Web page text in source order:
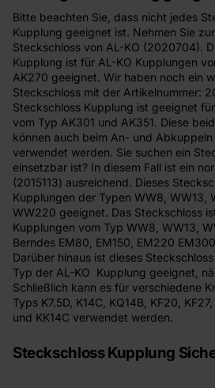
Bitte beachten Sie, dass nicht jedes
Kupplung geeignet ist. Nehmen Sie
Steckschloss von AL-KO (2020704).
Kupplung ist für AL-KO Kupplungen
AK270 geeignet. Wir haben noch ein
Steckschloss mit der Artikelnummer:
Steckschloss Kupplung ist geeignet
vom Typ AK301 und AK351. Diese
können auch beim An- und
verwendet werden. Sie suchen ein
einsetzbar ist? In diesem Fall ist ein
(2015113) ausreichend. Dieses
Kupplungen der Typen WW8, WW13,
WW220 geeignet. Das Steckschloss
Kupplungen vom Typ WW8, WW13,
Berndes EM80, EM150, EM220
Darüber hinaus ist dieses
Typ der AL-KO Kupplung geeignet,
Schließlich kann es für verschiedene
Typs K7.5D, K14C, KQ14B, KF20,
und KK14C verwendet werden.
Steckschloss Kupplung